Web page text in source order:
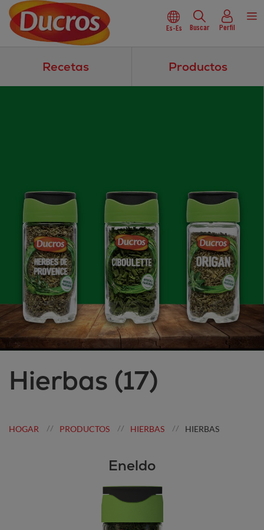
Es-Es Buscar Perfil
Recetas Productos
Hierbas (17)
HOGAR // PRODUCTOS // HIERBAS // HIERBAS
Eneldo